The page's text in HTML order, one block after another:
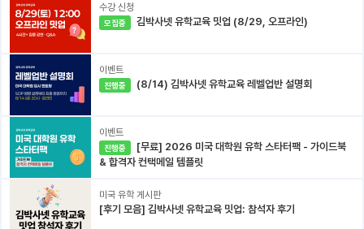
수강 신청
모집중 김박사넷 유학교육 밋업 (8/29, 오프라인)
이벤트
진행중 (8/14) 김박사넷 유학교육 레벨업반 설명회
이벤트
진행중
& 합격자 컨택메일 템플릿
미국 유학 게시판
[후기 모음] 김박사넷 유학교육 밋업: 참석자 후기